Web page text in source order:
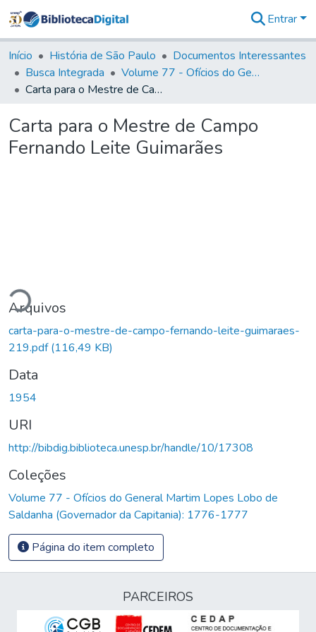
&
Coleções
Tudo na
Biblioteca
Estatísticas
Entrar
Início História de São Paulo
Documentos Interessantes
Busca Integrada
Volume 77 - Ofícios do General Martim Lopes Lobo de Saldanha (Governador da Capitania): 1776-1777
Carta para o Mestre de Campo Fernando Leite Guimarães
Carta para o Mestre de Campo
Fernando Leite Guimarães
Arquivos
carta-para-o-mestre-de-campo-fernando-leite-guimaraes-
219.pdf(116,49 KB)
Data
1954
URI
http://bibdig.biblioteca.unesp.br/handle/10/17308
Coleções
Volume 77 - Ofícios do General Martim Lopes Lobo de
Saldanha (Governador da Capitania): 1776-1777
Página do item completo
PARCEIROS